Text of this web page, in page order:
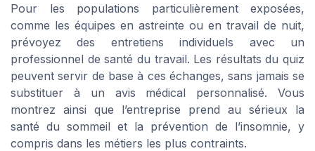
Pour les populations particulièrement exposées,
comme les équipes en astreinte ou en travail de nuit,
prévoyez des entretiens individuels avec un
professionnel de santé du travail. Les résultats du quiz
peuvent servir de base à ces échanges, sans jamais se
substituer à un avis médical personnalisé. Vous
montrez ainsi que l’entreprise prend au sérieux la
santé du sommeil et la prévention de l’insomnie, y
compris dans les métiers les plus contraints.